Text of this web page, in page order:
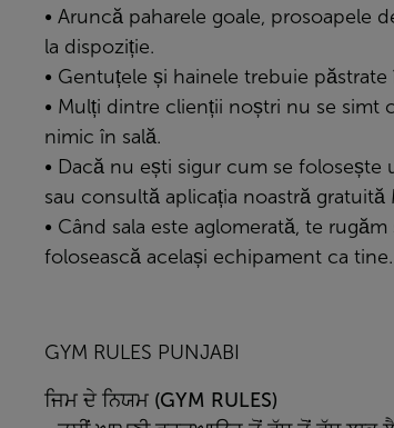
• Aruncă paharele goale, prosoapele
la dispoziție.
• Gentuțele și hainele trebuie
• Mulți dintre clienții noștri nu se simt
nimic în sală.
• Dacă nu ești sigur cum se
sau consultă aplicația noastră gratuită
• Când sala este aglomerată, te
folosească același echipament ca tine.
GYM RULES PUNJABI
ਜਿਮ ਦੇ ਨਿਯਮ (GYM RULES)